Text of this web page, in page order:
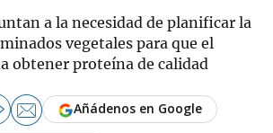
a la necesidad de planificar la
vegetales para que el
obtener proteína de calidad
Añádenos en Google